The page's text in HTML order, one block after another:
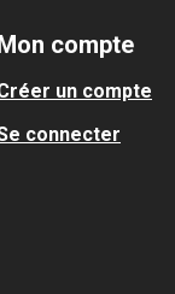
compte
un compte
connecter